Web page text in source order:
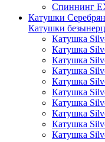
Спиннинг
Катушки
Катушки
Катушка
Катушка
Катушка
Катушка
Катушка
Катушка
Катушка
Катушка
Катушка
Катушка